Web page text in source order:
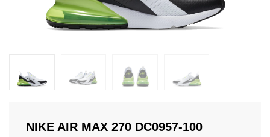
NIKE AIR MAX 270 DC0957-100